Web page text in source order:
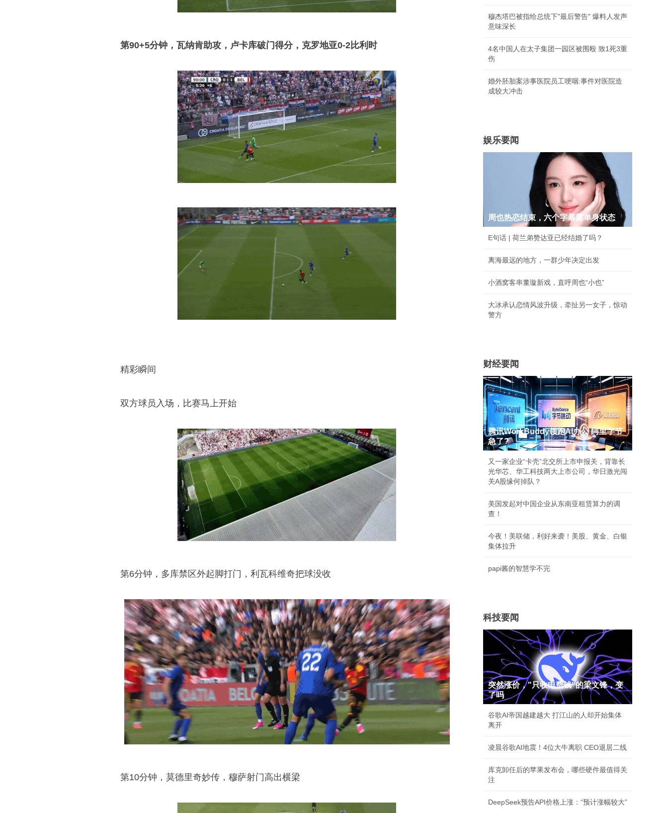
第90+5分钟，瓦纳肯助攻，卢卡库破门得分，克罗地亚0-2比利时
精彩瞬间
双方球员入场，比赛马上开始
第6分钟，多库禁区外起脚打门，利瓦科维奇把球没收
第10分钟，莫德里奇妙传，穆萨射门高出横梁
穆杰塔巴被指给总统下"最后警告" 爆料人发声
意味深长
4名中国人在太子集团一园区被围殴 致1死3重
伤
婚外胚胎案涉事医院员工哽咽:事件对医院造
成较大冲击
娱乐要闻
周也热恋结束，六个字暴露单身状态
E句话 | 荷兰弟赞达亚已经结婚了吗？
离海最远的地方，一群少年决定出发
小酒窝客串董璇新戏，直呼周也“小也”
大冰承认恋情风波升级，牵扯另一女子，惊动
警方
财经要闻
腾讯WorkBuddy领跑AI办公 阿里字节
急了?
又一家企业“卡壳”北交所上市申报关，背靠长
光华芯、华工科技两大上市公司，华日激光闯
关A股缘何掉队？
美国发起对中国企业从东南亚租赁算力的调
查！
今夜！美联储，利好来袭！美股、黄金、白银
集体拉升
papi酱的智慧学不完
科技要闻
突然涨价，"只收电费钱"的梁文锋，变
了吗
谷歌AI帝国越建越大 打江山的人却开始集体
离开
凌晨谷歌AI地震！4位大牛离职 CEO退居二线
库克卸任后的苹果发布会，哪些硬件最值得关
注
DeepSeek预告API价格上涨：“预计涨幅较大”